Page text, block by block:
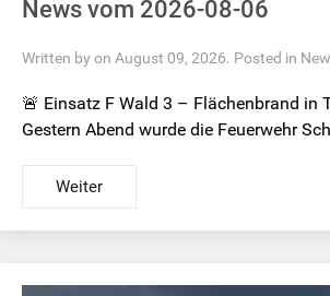
News vom 2026-08-06
Written by on August 09, 2026. Posted in
🚨 Einsatz F Wald 3 – Flächenbrand in
Gestern Abend wurde die Feuerwehr
Weiter